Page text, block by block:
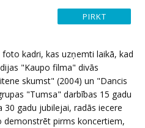
kadri, kas uzņemti laikā, kad
"Kaupo filma" divās
skumst" (2004) un "Dancis
"Tumsa" darbības 15 gadu
gadu jubilejai, radās iecere
pirms koncertiem,